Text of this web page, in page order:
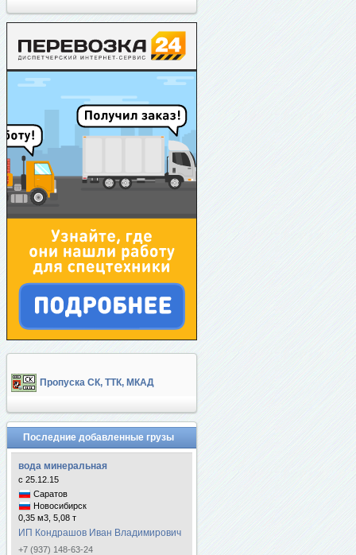
Пропуска СК, ТТК, МКАД
Последние добавленные грузы
вода минеральная
с 25.12.15
Саратов
Новосибирск
0,35 м3, 5,08 т
ИП Кондрашов Иван Владимирович
+7 (937) 148-63-24